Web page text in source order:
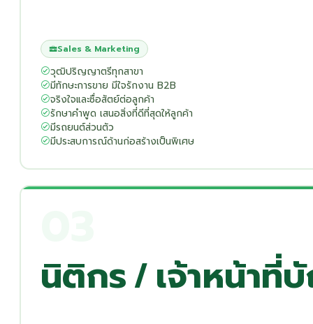
Sales & Marketing
วุฒิปริญญาตรีทุกสาขา
มีทักษะการขาย มีใจรักงาน B2B
จริงใจและซื่อสัตย์ต่อลูกค้า
รักษาคำพูด เสนอสิ่งที่ดีที่สุดให้ลูกค้า
มีรถยนต์ส่วนตัว
มีประสบการณ์ด้านก่อสร้างเป็นพิเศษ
นิติกร / เจ้าหน้าที่